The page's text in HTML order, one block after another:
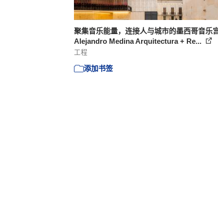
聚集音乐能量，连接人与城市的墨西哥音乐
Alejandro Medina Arquitectura + Re...
工程
添加书签